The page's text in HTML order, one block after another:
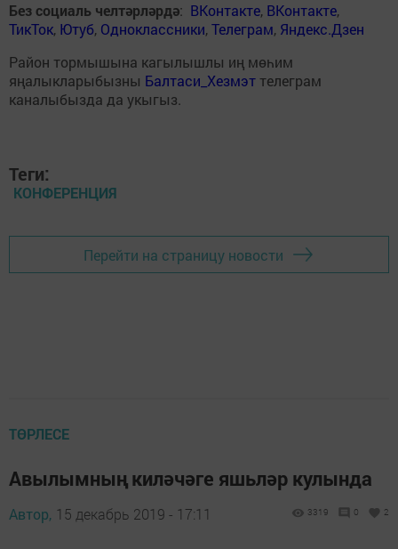
Без социаль челтәрләрдә: ВКонтакте, ВКонтакте,
ТикТок, Ютуб, Одноклассники,Телеграм, Яндекс.Дзен
Район тормышына кагылышлы иң мөһим
яңалыкларыбызны Балтаси_Хезмэт телеграм
каналыбызда да укыгыз.
Теги:
КОНФЕРЕНЦИЯ
Перейти на страницу новости
ТӨРЛЕСЕ
Авылымның киләчәге яшьләр кулында
Автор, 15 декабрь 2019 - 17:11 3319 0 2